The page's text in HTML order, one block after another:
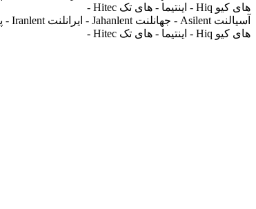
های کیو Hiq - اینتیما - های تک Hitec -
های کیو Hiq - اینتیما - های تک Hitec -